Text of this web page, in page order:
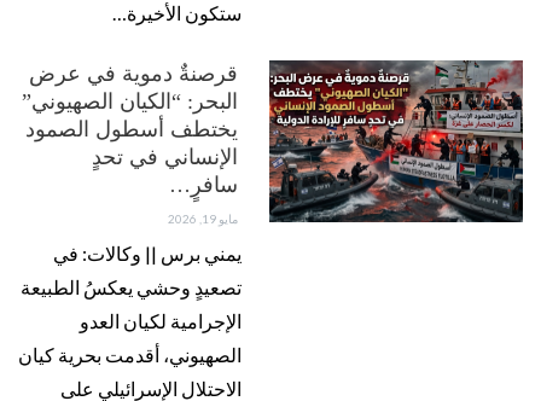
ستكون الأخيرة…
قرصنةٌ دموية في عرض
البحر: “الكيان الصهيوني”
يختطف أسطول الصمود
الإنساني في تحدٍ
سافرٍ…
مايو 19, 2026
يمني برس || وكالات: في
تصعيدٍ وحشي يعكسُ الطبيعة
الإجرامية لكيان العدو
الصهيوني، أقدمت بحرية كيان
الاحتلال الإسرائيلي على